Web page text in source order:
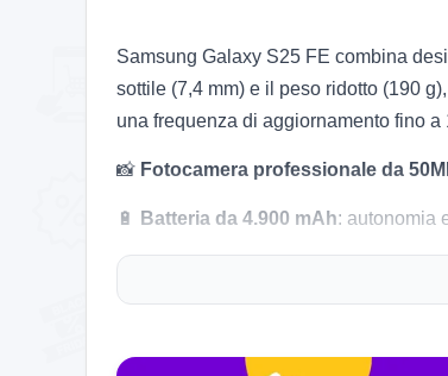
Samsung Galaxy S25 FE combina
sottile (7,4 mm) e il peso ridotto (190
una frequenza di aggiornamento fino
📸 Fotocamera professionale da
🔋 Batteria da 4.900 mAh: autonomia
🛡️